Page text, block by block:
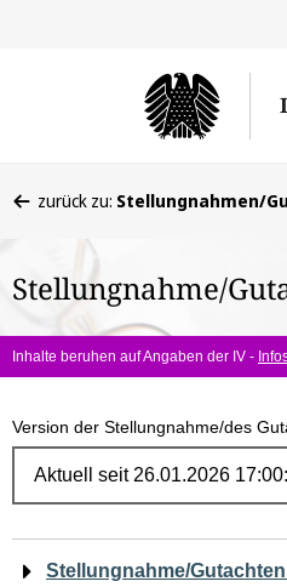
befinden
hier:
zurück zu: Stellungnahmen/
Stellungnahme/
Inhalte beruhen auf Angaben der IV -
Version der Stellungnahme/des
Navigation
Stellungnahme/Gutachten